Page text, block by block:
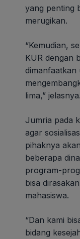
yang penting
merugikan.
“Kemudian,
KUR dengan
dimanfaatkan
lima,” jelasnya.
Jumria pada
agar
pihaknya
beberapa
program-
bisa
mahasiswa.
“Dan kami
bidang